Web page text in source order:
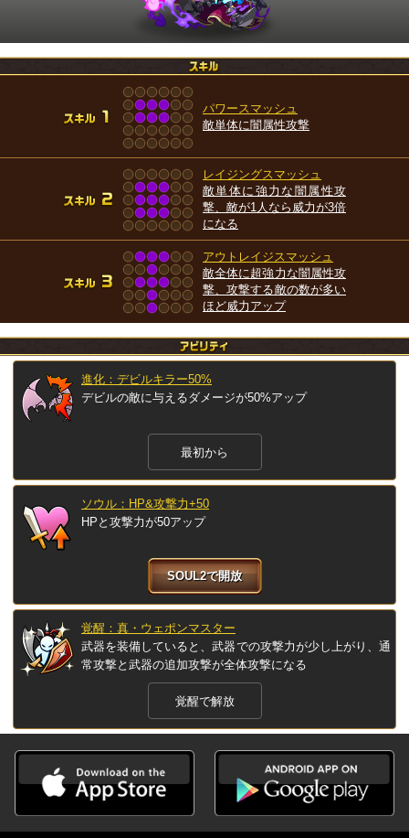
パワースマッシュ
敵単体に闇属性攻撃
レイジングスマッシュ
敵単体に強力な闇属性攻
撃、敵が1人なら威力が3倍
になる
アウトレイジスマッシュ
敵全体に超強力な闇属性攻
撃、攻撃する敵の数が多い
ほど威力アップ
進化：デビルキラー50%
デビルの敵に与えるダメージが50%アップ
最初から
ソウル：HP&攻撃力+50
HPと攻撃力が50アップ
SOUL2で開放
覚醒：真・ウェポンマスター
武器を装備していると、武器での攻撃力が少し上がり、通
常攻撃と武器の追加攻撃が全体攻撃になる
覚醒で解放